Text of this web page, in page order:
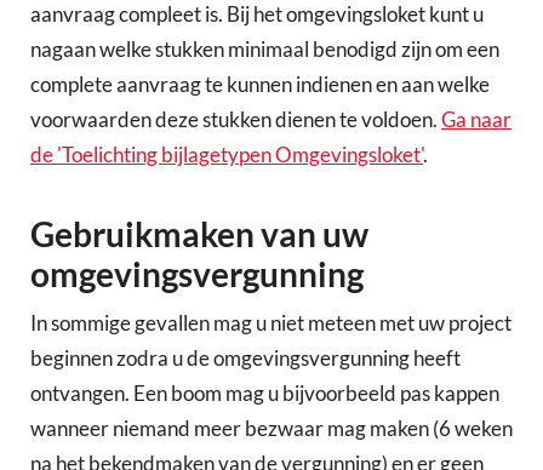
aanvraag compleet is. Bij het omgevingsloket kunt u
nagaan welke stukken minimaal benodigd zijn om een
complete aanvraag te kunnen indienen en aan welke
voorwaarden deze stukken dienen te voldoen.Ga naar
de 'Toelichting bijlagetypen Omgevingsloket'.
Gebruikmaken van uw
omgevingsvergunning
In sommige gevallen mag u niet meteen met uw project
beginnen zodra u de omgevingsvergunning heeft
ontvangen. Een boom mag u bijvoorbeeld pas kappen
wanneer niemand meer bezwaar mag maken (6 weken
na het bekendmaken van de vergunning) en er geen